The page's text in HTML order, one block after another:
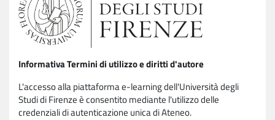
Informativa Termini di utilizzo e diritti d'autore
L'accesso alla piattaforma e-learning dell'Università degli
Studi di Firenze è consentito mediante l'utilizzo delle
credenziali di autenticazione unica di Ateneo.